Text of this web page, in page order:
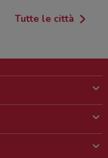
Tutte le città